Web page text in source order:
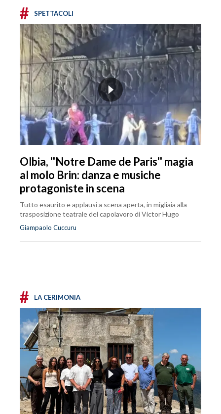
# SPETTACOLI
Olbia, ''Notre Dame de Paris'' magia
al molo Brin: danza e musiche
protagoniste in scena
Tutto esaurito e applausi a scena aperta, in migliaia alla
trasposizione teatrale del capolavoro di Victor Hugo
Giampaolo Cuccuru
# LA CERIMONIA